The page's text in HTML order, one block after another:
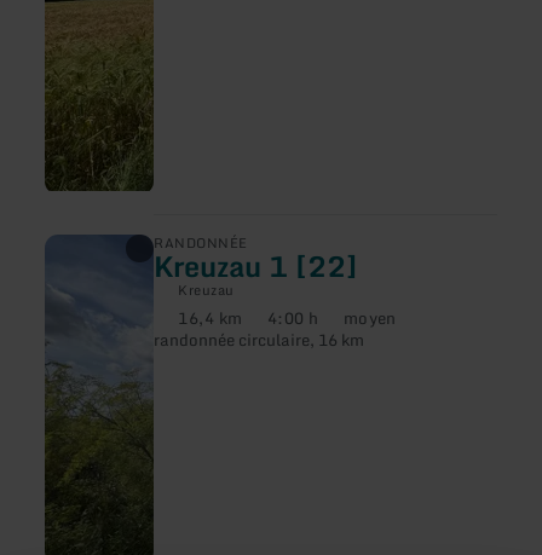
RANDONNÉE
Kreuzau 1 [22]
Kreuzau
Distance
:
16,4 km Durée
:
4:00 h Difficulté
:
moyen
randonnée circulaire, 16 km
en
sur
Kreuzau
1
[22]